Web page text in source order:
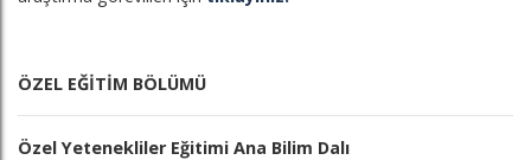
ÖZEL EĞİTİM BÖLÜMÜ
Özel Yetenekliler Eğitimi Ana Bilim Dalı